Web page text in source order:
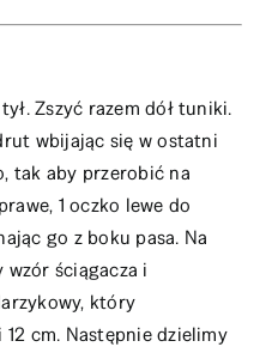
Zszyć razem dół tuniki.
wbijając się w ostatni
tak aby przerobić na
1 oczko lewe do
go z boku pasa. Na
ściągacza i
który
cm. Następnie dzielimy